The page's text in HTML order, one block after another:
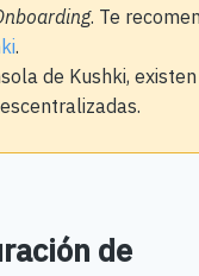
. Te
.
de Kushki,
de